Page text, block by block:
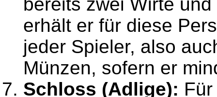
erhält er für diese
jeder Spieler, also
Münzen, sofern er
Schloss (Adlige):